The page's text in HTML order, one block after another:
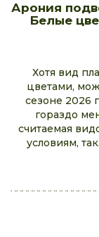
Арония
Белые
Хотя вид
цветами,
сезоне 2026
гораздо
считаемая
условиям,